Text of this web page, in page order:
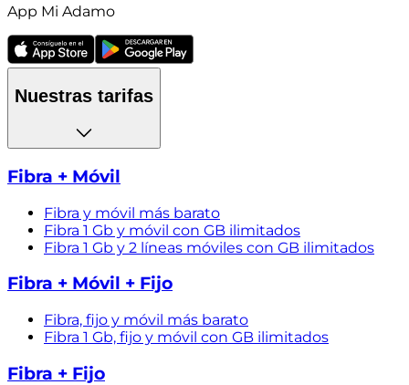
App Mi Adamo
Nuestras tarifas
Fibra + Móvil
Fibra y móvil más barato
Fibra 1 Gb y móvil con GB ilimitados
Fibra 1 Gb y 2 líneas móviles con GB ilimitados
Fibra + Móvil + Fijo
Fibra, fijo y móvil más barato
Fibra 1 Gb, fijo y móvil con GB ilimitados
Fibra + Fijo